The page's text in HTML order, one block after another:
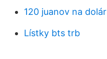
120 juanov na dolár
Lístky bts trb